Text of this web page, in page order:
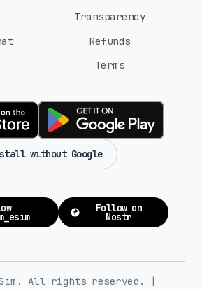
Transparency
Refunds
Terms
without Google
Follow on
Nostr
All rights reserved. |